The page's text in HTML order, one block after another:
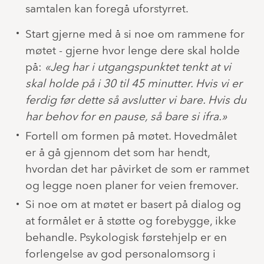
samtalen kan foregå uforstyrret.
Start gjerne med å si noe om rammene for
møtet - gjerne hvor lenge dere skal holde
på: «Jeg har i utgangspunktet tenkt at vi
skal holde på i 30 til 45 minutter. Hvis vi er
ferdig før dette så avslutter vi bare. Hvis du
har behov for en pause, så bare si ifra.»
Fortell om formen på møtet. Hovedmålet
er å gå gjennom det som har hendt,
hvordan det har påvirket de som er rammet
og legge noen planer for veien fremover.
Si noe om at møtet er basert på dialog og
at formålet er å støtte og forebygge, ikke
behandle. Psykologisk førstehjelp er en
forlengelse av god personalomsorg i